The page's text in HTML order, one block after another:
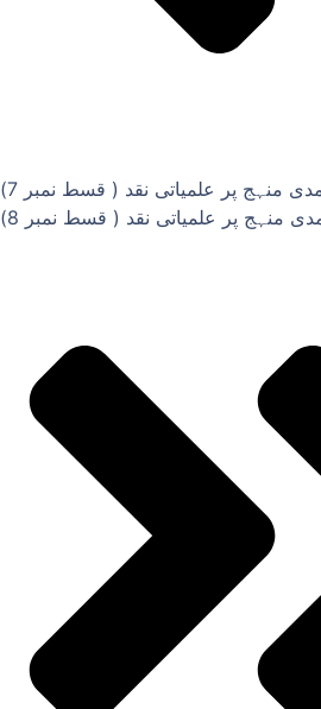
منہج پر علمیاتی نقد ( قسط نمبر 7)
منہج پر علمیاتی نقد ( قسط نمبر 8)